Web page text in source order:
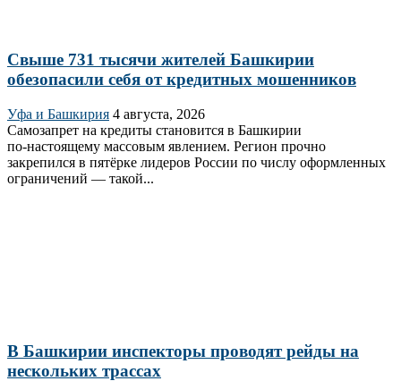
Свыше 731 тысячи жителей Башкирии
обезопасили себя от кредитных мошенников
Уфа и Башкирия 4 августа, 2026
Самозапрет на кредиты становится в Башкирии
по‑настоящему массовым явлением. Регион прочно
закрепился в пятёрке лидеров России по числу оформленных
ограничений — такой...
В Башкирии инспекторы проводят рейды на
нескольких трассах